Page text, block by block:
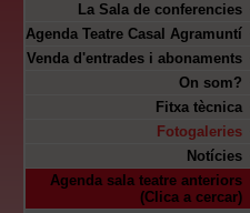
La Sala de conferencies
Agenda Teatre Casal Agramuntí
Venda d'entrades i abonaments
On som?
Fitxa tècnica
Fotogaleries
Notícies
Agenda sala teatre anteriors
(Clica a cercar)